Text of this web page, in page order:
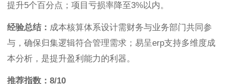
提升5个百分点；项目亏损率降至3%以内。
经验总结： 成本核算体系设计需财务与业务部门共同参
与，确保归集逻辑符合管理需求；易呈erp支持多维度成
本分析，是提升盈利能力的利器。
推荐指数：8/10